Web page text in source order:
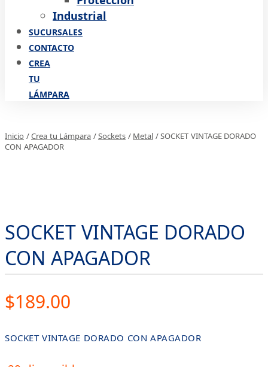
Industrial
SUCURSALES
CONTACTO
CREA
TU
LÁMPARA
Inicio /Crea tu Lámpara /Sockets / Metal / SOCKET VINTAGE DORADO
CON APAGADOR
SOCKET VINTAGE DORADO
CON APAGADOR
$189.00
SOCKET VINTAGE DORADO CON APAGADOR